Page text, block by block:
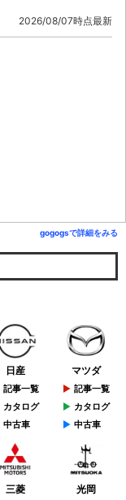
2026/08/07時点最新
gogogsで詳細をみる
日産
記事一覧
カタログ
中古車
マツダ
記事一覧
カタログ
中古車
三菱 光岡